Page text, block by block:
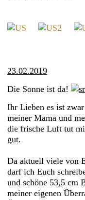
23.02.2019
Die Sonne ist da!
Ihr Lieben es ist
meiner Mama und
die frische Luft tut
gut.
Da aktuell viele von
darf ich Euch
und schöne 53,5 cm
meiner eigenen